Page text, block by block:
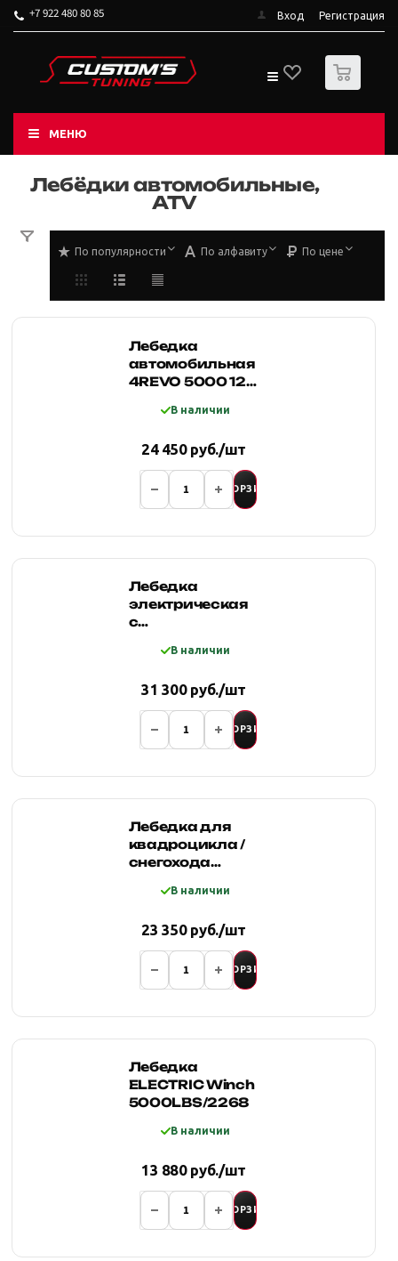
+7 922 480 80 85 Вход Регистрация
0
МЕНЮ
Лебёдки автомобильные,
ATV
По популярности По алфавиту По цене
Лебедка
автомобильная
4REVO 5000 12V
синтетическим
В наличии
24 450 руб./шт
В КОРЗИНУ
Лебедка
электрическая
с
тросом PRO-TOP
В наличии
31 300 руб./шт
В КОРЗИНУ
Лебедка для
квадроцикла /
снегохода
(Стальной трос)
В наличии
23 350 руб./шт
В КОРЗИНУ
Лебедка
ELECTRIC Winch
5000LBS/2268
В наличии
13 880 руб./шт
В КОРЗИНУ